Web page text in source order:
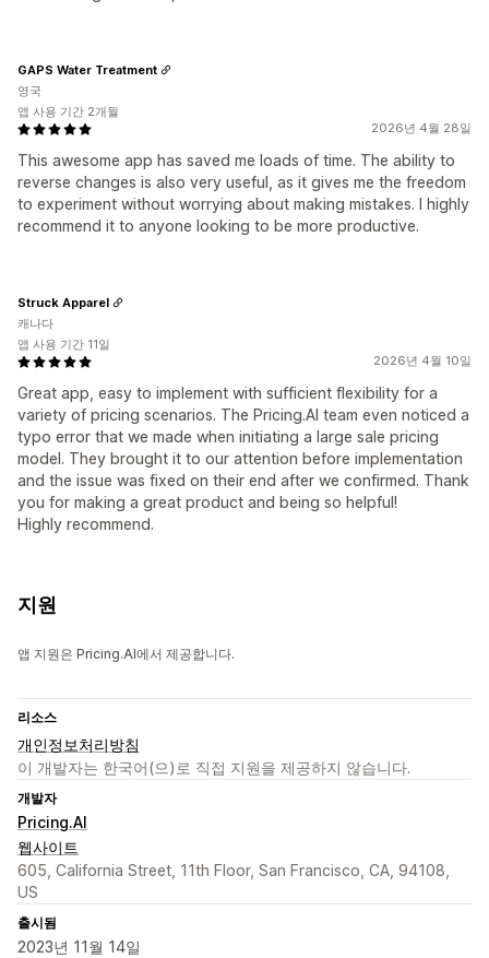
2026년 4월 28일
This awesome app has saved me loads of time. The ability to
reverse changes is also very useful, as it gives me the freedom
to experiment without worrying about making mistakes. I highly
recommend it to anyone looking to be more productive.
GAPS Water Treatment
영국
앱 사용 기간 2개월
2026년 4월 10일
Great app, easy to implement with sufficient flexibility for a
variety of pricing scenarios. The Pricing.AI team even noticed a
typo error that we made when initiating a large sale pricing
model. They brought it to our attention before implementation
and the issue was fixed on their end after we confirmed. Thank
you for making a great product and being so helpful!
Highly recommend.
Struck Apparel
캐나다
앱 사용 기간 11일
지원
앱 지원은 Pricing.AI에서 제공합니다.
리소스
개인정보처리방침
이 개발자는 한국어(으)로 직접 지원을 제공하지 않습니다.
개발자
Pricing.AI
웹사이트
605, California Street, 11th Floor, San Francisco, CA, 94108,
US
출시됨
2023년 11월 14일